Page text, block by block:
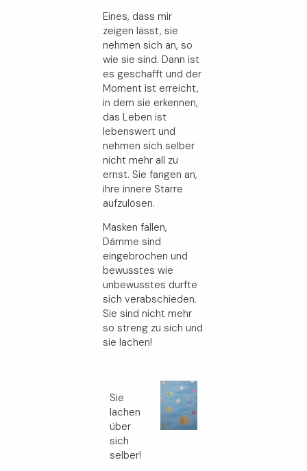
Eines, dass mir
zeigen lässt, sie
nehmen sich an, so
wie sie sind. Dann ist
es geschafft und der
Moment ist erreicht,
in dem sie erkennen,
das Leben ist
lebenswert und
nehmen sich selber
nicht mehr all zu
ernst. Sie fangen an,
ihre innere Starre
aufzulösen.
Masken fallen,
Dämme sind
eingebrochen und
bewusstes wie
unbewusstes durfte
sich verabschieden.
Sie sind nicht mehr
so streng zu sich und
sie lachen!
Sie
lachen
über
sich
selber!